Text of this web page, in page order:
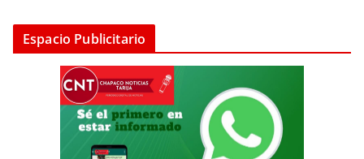
Espacio Publicitario